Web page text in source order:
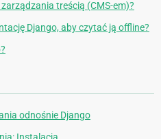
treścią (CMS-em)?
Django, aby czytać ją offline?
odnośnie Django